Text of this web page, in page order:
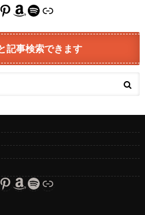
Pinterest
Amazon
Spotify
リンク
記事検索できます
Amazon
Spotify
リンク